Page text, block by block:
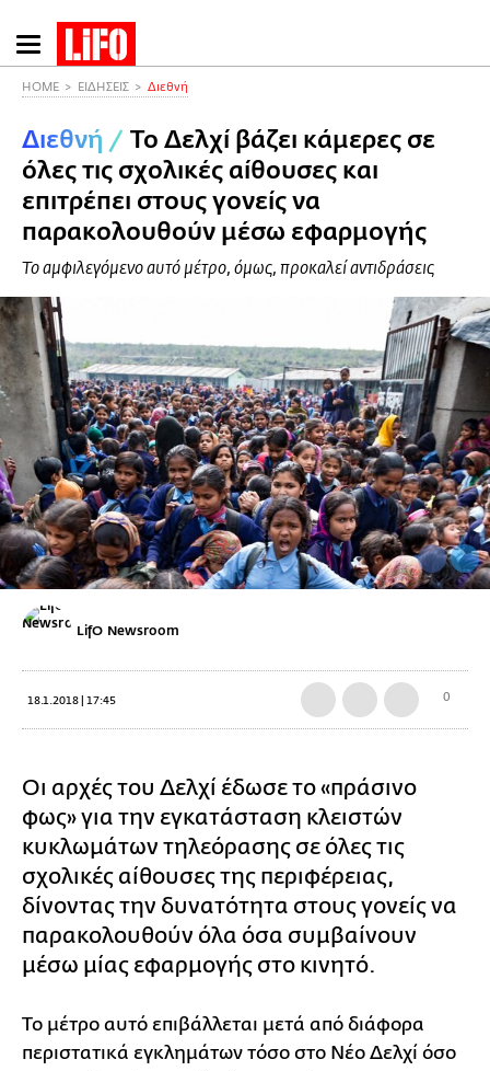
Παράκαμψη
προς
περιεχόμενο
HOME ΕΙΔΗΣΕΙΣ Διεθνή
Διεθνή / Το Δελχί βάζει κάμερες σε
όλες τις σχολικές αίθουσες και
επιτρέπει στους γονείς να
παρακολουθούν μέσω εφαρμογής
To αμφιλεγόμενο αυτό μέτρο, όμως, προκαλεί αντιδράσεις
LifO Newsroom
18.1.2018 | 17:45 0
Οι αρχές του Δελχί έδωσε το «πράσινο
φως» για την εγκατάσταση κλειστών
κυκλωμάτων τηλεόρασης σε όλες τις
σχολικές αίθουσες της περιφέρειας,
δίνοντας την δυνατότητα στους γονείς να
παρακολουθούν όλα όσα συμβαίνουν
μέσω μίας εφαρμογής στο κινητό.
Το μέτρο αυτό επιβάλλεται μετά από διάφορα
περιστατικά εγκλημάτων τόσο στο Νέο Δελχί όσο